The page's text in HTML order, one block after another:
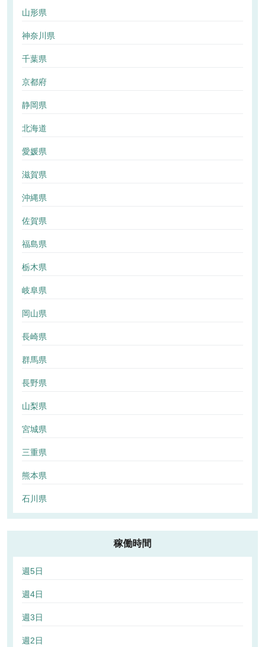
山形県
神奈川県
千葉県
京都府
静岡県
北海道
愛媛県
滋賀県
沖縄県
佐賀県
福島県
栃木県
岐阜県
岡山県
長崎県
群馬県
長野県
山梨県
宮城県
三重県
熊本県
石川県
稼働時間
週5日
週4日
週3日
週2日